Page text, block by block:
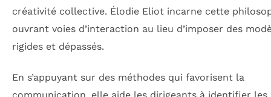
créativité collective. Élodie Eliot incarne cette
ouvrant voies d’interaction au lieu d’imposer des
rigides et dépassés.
En s’appuyant sur des méthodes qui favorisent la